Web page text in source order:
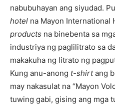
nabubuhayan ang siyudad.
hotel na Mayon International
products na binebenta sa
industriya ng paglilitrato sa
makakuha ng litrato ng
Kung anu-anong t-shirtang
may nakasulat na “Mayon
tuwing gabi, gising ang mga